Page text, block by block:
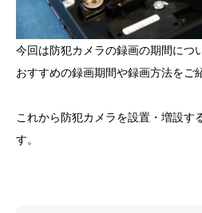
今回は防犯カメラの録画の期間につ
おすすめの録画期間や録画方法をご
これから防犯カメラを設置・増設す
す。